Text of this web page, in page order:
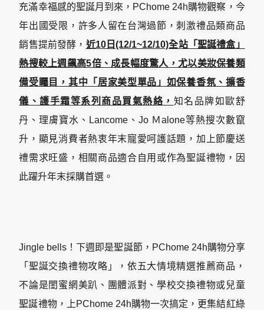
充滿幸福感的聖誕月到來，PChome 24h購物觀察，今
年出國受限，許多人留在台灣過節，刺激禮品類商品
銷售提前發酵， 近10日(12/1~12/10)全站「聖誕禮盒」
熱搜較上週飆高5倍、成長幅度驚人，尤以美妝保養類
備受矚目，其中「居家美型單品」如保養香氛、擴香
儀、護手霜等系列商品買氣熱絡， 知名品牌如歐舒
丹、理膚寶水、Lancome、Jo Ｍalone等熱搜次數竄
升，顯見消費者熱衷年末寵愛呵護話題，加上節慶送
禮需求旺盛，相關商品適合自用或作為聖誕禮物，因
此躍升年末採購首選。
Jingle bells！下週即是聖誕節，PChome 24h購物分享
「聖誕交換禮物攻略」，依五大情境精選推薦商品，
不論是閨蜜網美趴、團體派對、學校交換禮物或兒童
聖誕禮物，上PChome 24h購物一次搞定，更集結紅綠